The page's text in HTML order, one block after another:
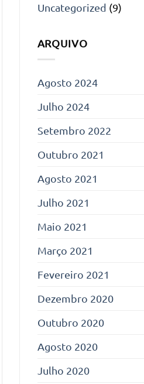
Uncategorized (9)
ARQUIVO
Agosto 2024
Julho 2024
Setembro 2022
Outubro 2021
Agosto 2021
Julho 2021
Maio 2021
Março 2021
Fevereiro 2021
Dezembro 2020
Outubro 2020
Agosto 2020
Julho 2020